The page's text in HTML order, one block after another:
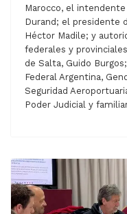
Marocco, el
Durand; el presidente
Héctor Madile; y
federales y
de Salta, Guido
Federal Argentina,
Seguridad
Poder Judicial y